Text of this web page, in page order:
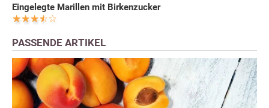
Eingelegte Marillen mit Birkenzucker
PASSENDE ARTIKEL